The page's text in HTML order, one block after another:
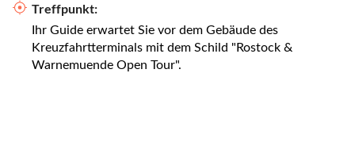
Treffpunkt:
Ihr Guide erwartet Sie vor dem Gebäude des
Kreuzfahrtterminals mit dem Schild "Rostock &
Warnemuende Open Tour".